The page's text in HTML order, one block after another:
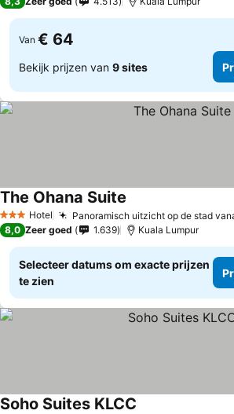
Van € 64
Bekijk prijzen van 9 sites
3 SterrenHotel Panoramisch uitzicht op de stad
The Ohana Suite
8,0 Zeer goed 1.639 Kuala Lumpur
Selecteer datums om exacte prijzen
te zien
Soho Suites KLCC